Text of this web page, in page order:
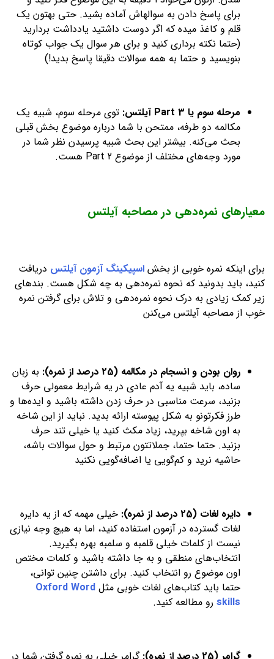
برای پاسخ دادن به سوالهاش آماده بشید. حتی بهتون یک
قلم و کاغذ میده که اگر دوست داشتید یادداشت بردارید
(حتما نکته برداری کنید و برای هر سوال یک جواب کوتاه
بنویسید و حتما به همه سوالات دقیقا پاسخ بدید!)
مرحله سوم یا Part 3 آیلتس:
توی مرحله سوم، شبیه یک
مکالمه دو طرفه، ممتحن با شما درباره موضوع بخش قبلی
بحث می‌کنه. بیشتر این بحث شبیه پرسیدن نظر شما در
مورد وجه‌های مختلف از موضوع Part 2 هست.
معیارهای نمره‌دهی در مصاحبه آیلتس
برای اینکه نمره خوبی از بخش اسپیکینگ آزمون آیلتس دریافت
کنید، باید بدونید که نحوه نمره‌دهی به چه شکل هست. بندهای
زیر کمک زیادی به درک نحوه نمره‌دهی و تلاش برای گرفتن نمره
خوب از مصاحبه آیلتس می‌کنن
روان بودن و انسجام در مکالمه (25 درصد از نمره):
به زبان
ساده، باید شبیه یه آدم عادی در یه شرایط معمولی حرف
بزنید، سرعت مناسبی در حرف زدن داشته باشید و ایده‌ها و
طرز فکرتونو به شکل پیوسته ارائه بدید. نباید از این شاخه
به اون شاخه بپرید، زیاد مکث کنید یا خیلی تند حرف
بزنید. حتما حتما، جملاتتون مرتبط و حول سوالات باشه،
حاشیه نرید و کم‌گویی یا اضافه‌گویی نکنید
دایره لغات (25 درصد از نمره):
خیلی مهمه که از یه دایره
لغات گسترده در آزمون استفاده کنید، اما به هیچ وجه نیازی
نیست از کلمات خیلی قلمبه و سلمبه بهره بگیرید.
انتخاب‌های منطقی و به جا داشته باشید و کلمات مختص
اون موضوع رو انتخاب کنید. برای داشتن چنین توانی،
حتما باید کتاب‌های لغات خوبی مثل Oxford Word
skills رو مطالعه کنید.